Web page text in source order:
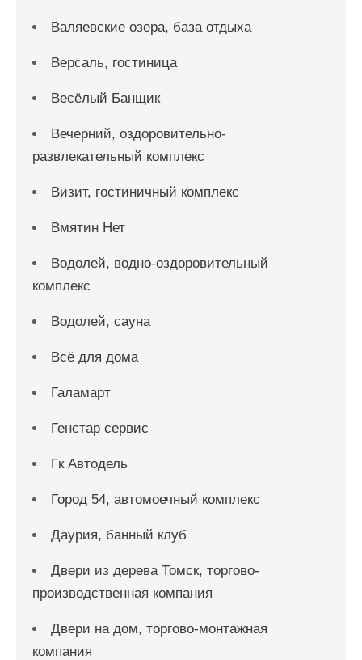
Валяевские озера, база отдыха
Версаль, гостиница
Весёлый Банщик
Вечерний, оздоровительно-
развлекательный комплекс
Визит, гостиничный комплекс
Вмятин Нет
Водолей, водно-оздоровительный
комплекс
Водолей, сауна
Всё для дома
Галамарт
Генстар сервис
Гк Автодель
Город 54, автомоечный комплекс
Даурия, банный клуб
Двери из дерева Томск, торгово-
производственная компания
Двери на дом, торгово-монтажная
компания